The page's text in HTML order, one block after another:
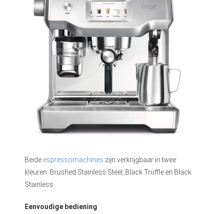
Beide espressomachines zijn verkrijgbaar in twee
kleuren: Brushed Stainless Steel, Black Truffle en Black
Stainless.
Eenvoudige bediening